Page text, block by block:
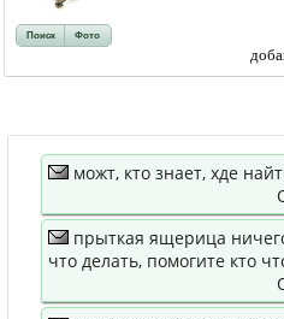
Поиск Фото
можт, кто знает, хде
прыткая ящерица
что делать, помогите кто